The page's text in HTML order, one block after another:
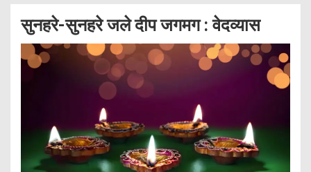
सुनहरे-सुनहरे जले दीप जगमग : वेदव्यास